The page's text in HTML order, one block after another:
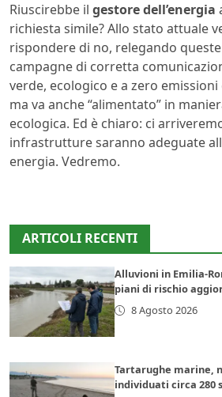
Riuscirebbe il gestore dell’energia
richiesta simile? Allo stato attuale
rispondere di no, relegando
campagne di corretta
verde, ecologico e a zero
ma va anche “alimentato” in
ecologica. Ed è chiaro: ci
infrastrutture saranno adeguate
energia. Vedremo.
ARTICOLI RECENTI
Alluvioni in Emilia-
piani di rischio
8 Agosto 2026
Tartarughe marine,
individuati circa 280